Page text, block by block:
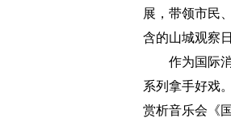
展，带领市民
含的山城观察
作为国际
系列拿手好戏
赏析音乐会《